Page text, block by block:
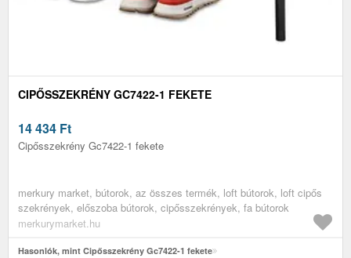
CIPŐSSZEKRÉNY GC7422-1 FEKETE
14 434 Ft
Cipősszekrény Gc7422-1 fekete
merkury market, bútorok, az összes termék, loft bútorok, loft cipős
szekrények, előszoba bútorok, cipősszekrények, fa bútorok
merkurymarket.hu
Hasonlók, mint Cipősszekrény Gc7422-1 fekete